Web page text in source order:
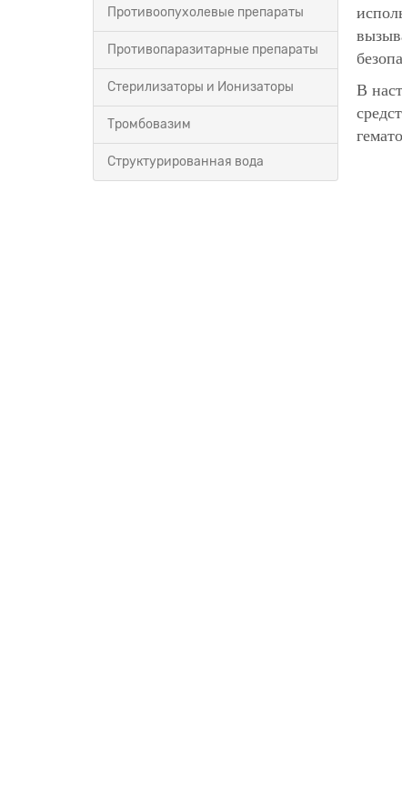
Противоопухолевые препараты
Противопаразитарные препараты
Стерилизаторы и Ионизаторы
Тромбовазим
Структурированная вода
В